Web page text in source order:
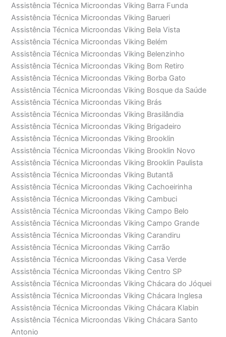
Assistência Técnica Microondas Viking Barra Funda
Assistência Técnica Microondas Viking Barueri
Assistência Técnica Microondas Viking Bela Vista
Assistência Técnica Microondas Viking Belém
Assistência Técnica Microondas Viking Belenzinho
Assistência Técnica Microondas Viking Bom Retiro
Assistência Técnica Microondas Viking Borba Gato
Assistência Técnica Microondas Viking Bosque da Saúde
Assistência Técnica Microondas Viking Brás
Assistência Técnica Microondas Viking Brasilândia
Assistência Técnica Microondas Viking Brigadeiro
Assistência Técnica Microondas Viking Brooklin
Assistência Técnica Microondas Viking Brooklin Novo
Assistência Técnica Microondas Viking Brooklin Paulista
Assistência Técnica Microondas Viking Butantã
Assistência Técnica Microondas Viking Cachoeirinha
Assistência Técnica Microondas Viking Cambuci
Assistência Técnica Microondas Viking Campo Belo
Assistência Técnica Microondas Viking Campo Grande
Assistência Técnica Microondas Viking Carandiru
Assistência Técnica Microondas Viking Carrão
Assistência Técnica Microondas Viking Casa Verde
Assistência Técnica Microondas Viking Centro SP
Assistência Técnica Microondas Viking Chácara do Jóquei
Assistência Técnica Microondas Viking Chácara Inglesa
Assistência Técnica Microondas Viking Chácara Klabin
Assistência Técnica Microondas Viking Chácara Santo
Antonio